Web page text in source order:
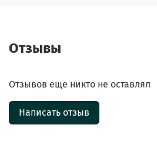
Отзывы
Отзывов еще никто не оставлял
Написать отзыв